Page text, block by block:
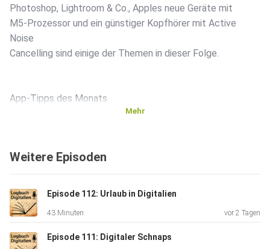
Photoshop, Lightroom & Co., Apples neue Geräte mit
M5-Prozessor und ein günstiger Kopfhörer mit Active
Noise
Cancelling sind einige der Themen in dieser Folge.
App-Tipps des Monats
Mighty Networks
Mehr
Weitere Episoden
Episode 112: Urlaub in Digitalien
43 Minuten vor 2 Tagen
Episode 111: Digitaler Schnaps